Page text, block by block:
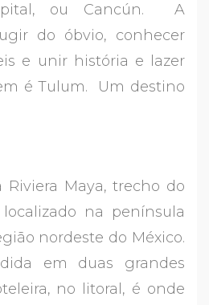
ou Cancún. A
do óbvio, conhecer
e unir história e lazer
é Tulum. Um destino
Maya, trecho do
na península
nordeste do México.
em duas grandes
no litoral, é onde